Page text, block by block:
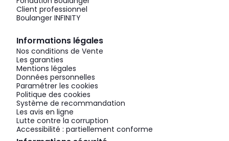
Client professionnel
Boulanger INFINITY
Informations légales
Nos conditions de Vente
Les garanties
Mentions légales
Données personnelles
Paramétrer les cookies
Politique des cookies
Système de recommandation
Les avis en ligne
Lutte contre la corruption
Accessibilité : partiellement conforme